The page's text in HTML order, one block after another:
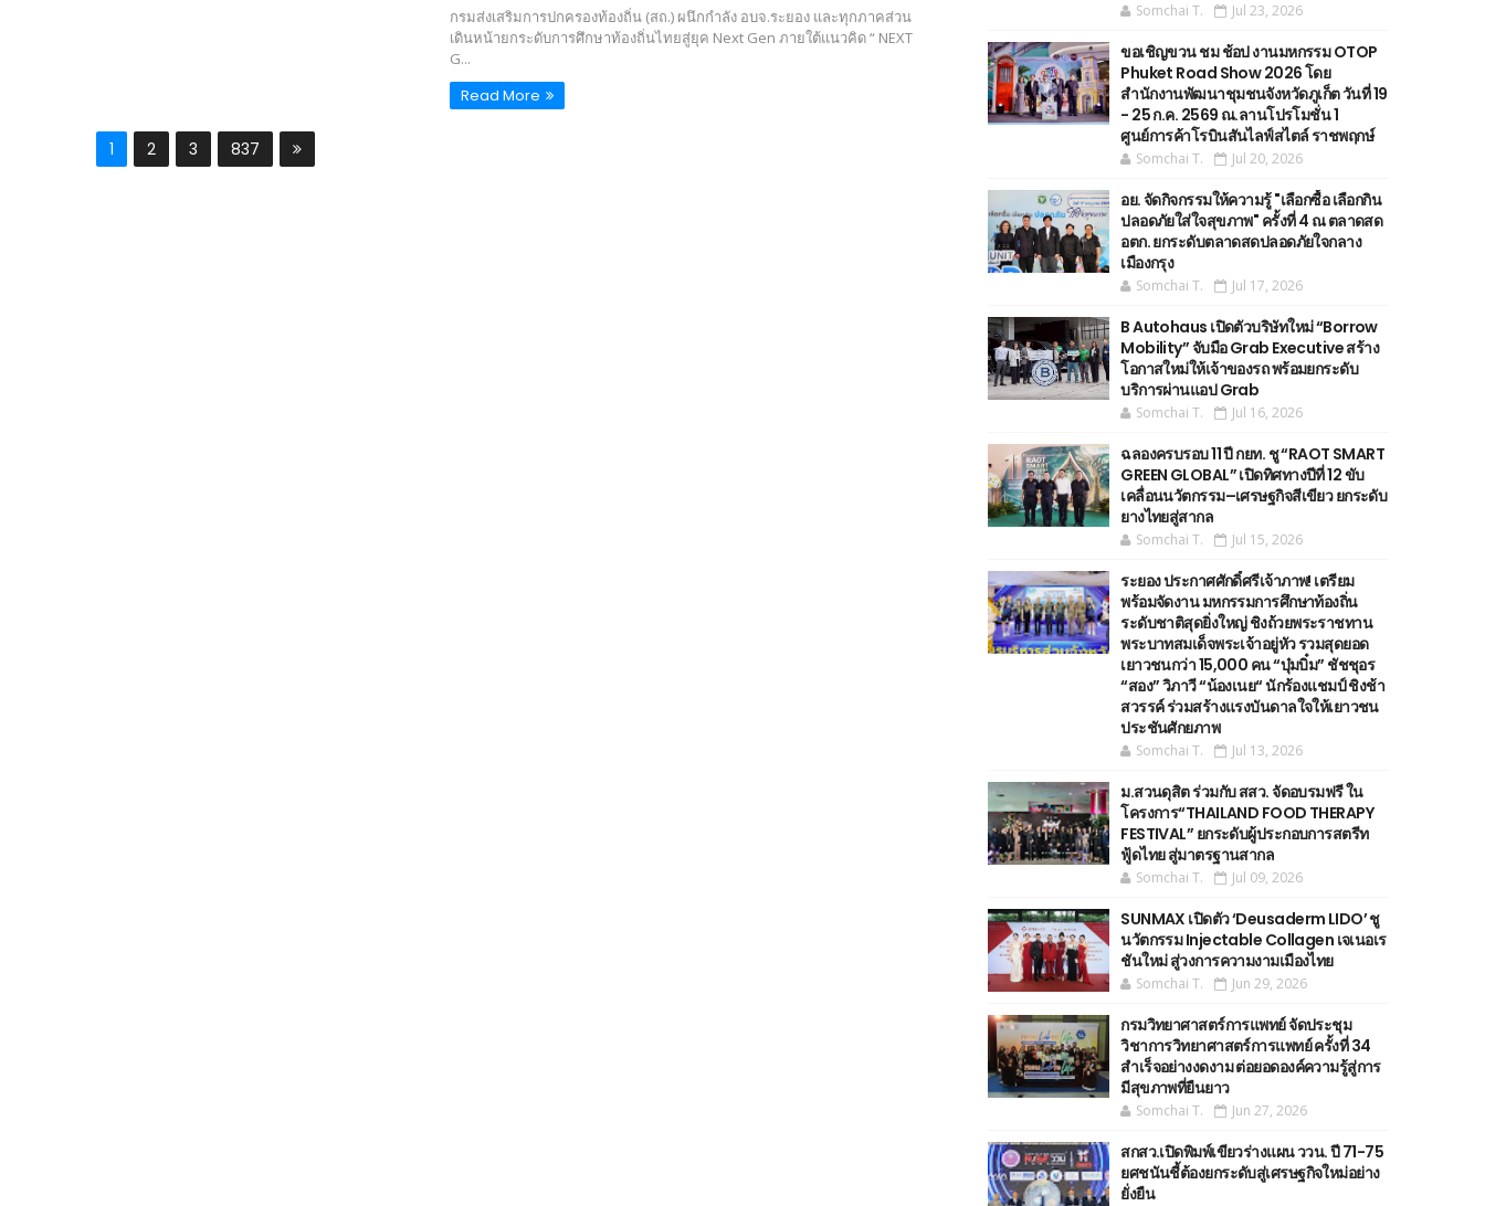
กรมส่งเสริมการปกครองท้องถิ่น (สถ.) ผนึกกำลัง อบจ.ระยอง และทุกภาคส่วน
เดินหน้ายกระดับการศึกษาท้องถิ่นไทยสู่ยุค Next Gen ภายใต้แนวคิด “ NEXT
G...
Read More
1 2 3 837
Somchai T. Jul 23, 2026
ขอเชิญขวน ชม ช้อป งานมหกรรม OTOP
Phuket Road Show 2026 โดย
สำนักงานพัฒนาชุมชนจังหวัดภูเก็ต วันที่ 19
- 25 ก.ค. 2569 ณ.ลานโปรโมชั่น 1
ศูนย์การค้าโรบินสันไลฟ์สไตล์ ราชพฤกษ์
Somchai T. Jul 20, 2026
อย. จัดกิจกรรมให้ความรู้ "เลือกซื้อ เลือกกิน
ปลอดภัยใส่ใจสุขภาพ" ครั้งที่ 4 ณ ตลาดสด
อตก. ยกระดับตลาดสดปลอดภัยใจกลาง
เมืองกรุง
Somchai T. Jul 17, 2026
B Autohaus เปิดตัวบริษัทใหม่ “Borrow
Mobility” จับมือ Grab Executive สร้าง
โอกาสใหม่ให้เจ้าของรถ พร้อมยกระดับ
บริการผ่านแอป Grab
Somchai T. Jul 16, 2026
ฉลองครบรอบ 11 ปี กยท. ชู “RAOT SMART
GREEN GLOBAL” เปิดทิศทางปีที่ 12 ขับ
เคลื่อนนวัตกรรม–เศรษฐกิจสีเขียว ยกระดับ
ยางไทยสู่สากล
Somchai T. Jul 15, 2026
ระยอง ประกาศศักดิ์ศรีเจ้าภาพ! เตรียม
พร้อมจัดงาน มหกรรมการศึกษาท้องถิ่น
ระดับชาติสุดยิ่งใหญ่ ชิงถ้วยพระราชทาน
พระบาทสมเด็จพระเจ้าอยู่หัว รวมสุดยอด
เยาวชนกว่า 15,000 คน “บุ๋มบิ๋ม” ชัชชุอร
“สอง” วิภาวี “น้องเนย“ นักร้องแชมป์ ชิงช้า
สวรรค์ ร่วมสร้างแรงบันดาลใจให้เยาวชน
ประชันศักยภาพ
Somchai T. Jul 13, 2026
ม.สวนดุสิต ร่วมกับ สสว. จัดอบรมฟรี ใน
โครงการ“THAILAND FOOD THERAPY
FESTIVAL” ยกระดับผู้ประกอบการสตรีท
ฟู้ดไทย สู่มาตรฐานสากล
Somchai T. Jul 09, 2026
SUNMAX เปิดตัว ‘Deusaderm LIDO’ ชู
นวัตกรรม Injectable Collagen เจเนอเร
ชันใหม่ สู่วงการความงามเมืองไทย
Somchai T. Jun 29, 2026
กรมวิทยาศาสตร์การแพทย์ จัดประชุม
วิชาการวิทยาศาสตร์การแพทย์ ครั้งที่ 34
สำเร็จอย่างงดงาม ต่อยอดองค์ความรู้สู่การ
มีสุขภาพที่ยืนยาว
Somchai T. Jun 27, 2026
สกสว.เปิดพิมพ์เขียวร่างแผน ววน. ปี 71-75
ยศชนันชี้ต้องยกระดับสู่เศรษฐกิจใหม่อย่าง
ยั่งยืน